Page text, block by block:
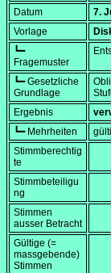
Datum
7.
Vorlage
┗━
Fragemuster
┗━ Gesetzliche
Grundlage
Ergebnis
┗━ Mehrheiten
Stimmberechtig
te
Stimmbeteiligu
ng
Stimmen
ausser Betracht
Gültige (=
massgebende)
Stimmen